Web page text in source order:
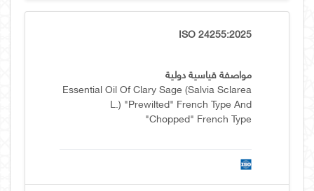
ISO 24255:2025
مواصفة قياسية دولية
Essential Oil Of Clary Sage (Salvia Sclarea
L.) "prewilted" French Type And
"chopped" French Type